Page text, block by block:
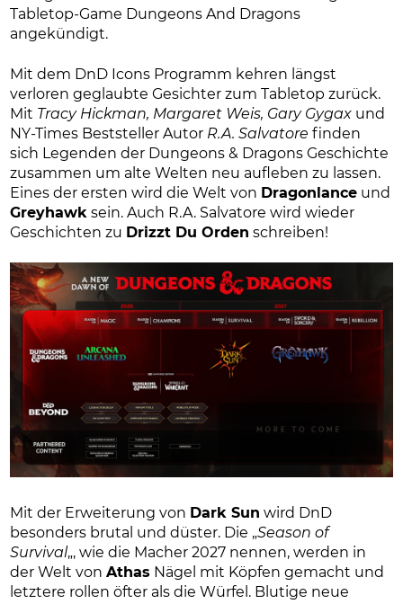
Tabletop-Game Dungeons And Dragons
angekündigt.
Mit dem DnD Icons Programm kehren längst
verloren geglaubte Gesichter zum Tabletop zurück.
Mit Tracy Hickman, Margaret Weis, Gary Gygax und
NY-Times Beststeller Autor R.A. Salvatore finden
sich Legenden der Dungeons & Dragons Geschichte
zusammen um alte Welten neu aufleben zu lassen.
Eines der ersten wird die Welt von Dragonlance und
Greyhawk sein. Auch R.A. Salvatore wird wieder
Geschichten zu Drizzt Du Orden schreiben!
Mit der Erweiterung von Dark Sun wird DnD
besonders brutal und düster. Die „Season of
Survival„, wie die Macher 2027 nennen, werden in
der Welt vonAthas Nägel mit Köpfen gemacht und
letztere rollen öfter als die Würfel. Blutige neue